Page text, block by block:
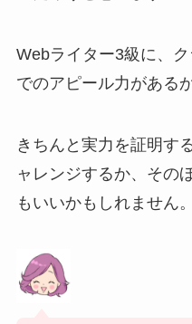
Webライター3級に、
でのアピール力がある
きちんと実力を証明す
ャレンジするか、その
もいいかもしれません。